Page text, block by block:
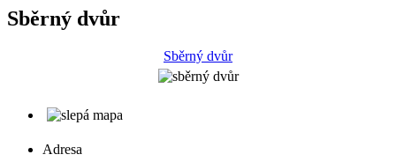
Sběrný dvůr
Sběrný dvůr
Adresa